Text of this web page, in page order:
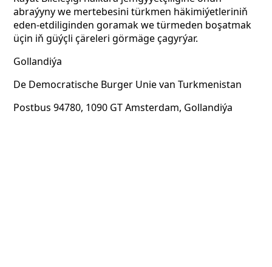
abraýyny we mertebesini türkmen häkimiýetleriniň
eden-etdiliginden goramak we türmeden boşatmak
üçin iň güýçli çäreleri görmäge çagyrýar.
Gollandiýa
De Democratische Burger Unie van Turkmenistan
Postbus 94780, 1090 GT Amsterdam, Gollandiýa